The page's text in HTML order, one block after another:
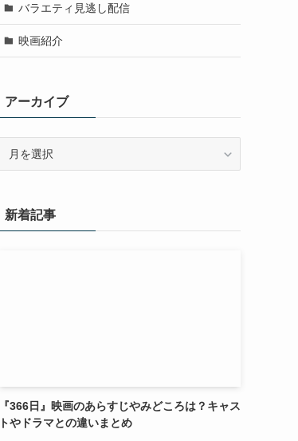
バラエティ見逃し配信
映画紹介
アーカイブ
ブ新着記事
『366日』映画のあらすじやみどころは？キャス
トやドラマとの違いまとめ